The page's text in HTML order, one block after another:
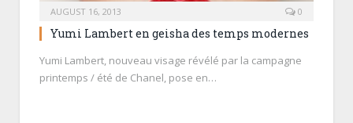
AUGUST 16, 2013 0
Yumi Lambert en geisha des temps modernes
Yumi Lambert, nouveau visage révélé par la campagne
printemps / été de Chanel, pose en…